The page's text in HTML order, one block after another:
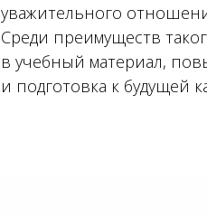
уважительного
Среди преимуществ
в учебный материал,
и подготовка к будущей